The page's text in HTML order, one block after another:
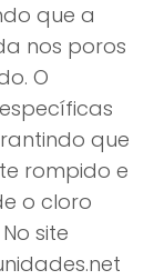
que a
nos poros
O
que
rompido e
o cloro
site